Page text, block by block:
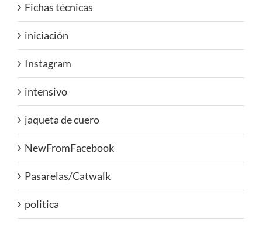
Fichas técnicas
iniciación
Instagram
intensivo
jaqueta de cuero
NewFromFacebook
Pasarelas/Catwalk
politica